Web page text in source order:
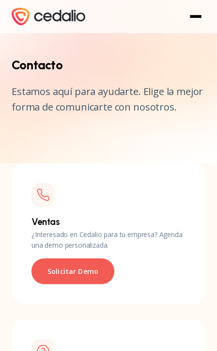
Contacto
Estamos aquí para ayudarte. Elige la mejor
forma de comunicarte con nosotros.
Ventas
¿Interesado en Cedalio para tu empresa? Agenda
una demo personalizada.
Solicitar Demo